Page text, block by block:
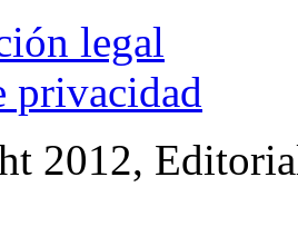
legal
privacidad
2012,